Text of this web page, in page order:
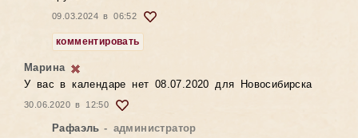
09.03.2024 в 06:52
комментировать
Марина
У вас в календаре нет 08.07.2020 для Новосибирска
30.06.2020 в 12:50
Рафаэль - администратор